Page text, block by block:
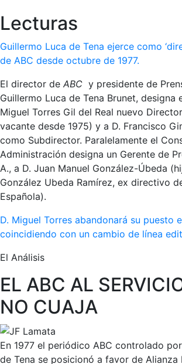
Lecturas
Guillermo Luca de Tena ejerce como
de ABC desde octubre de 1977.
El director de ABC y presidente de
Guillermo Luca de Tena Brunet, designa
Miguel Torres Gil del Real nuevo
vacante desde 1975) y a D. Francisco
como Subdirector. Paralelamente el
Administración designa un Gerente de
A., a D. Juan Manuel González-Úbeda
González Ubeda Ramírez, ex directivo
Española).
D. Miguel Torres abandonará su puesto
coincidiendo con un cambio de línea
El Análisis
EL ABC AL
NO CUAJA
En 1977 el periódico ABC controlado
de Tena se posicionó a favor de Alianza